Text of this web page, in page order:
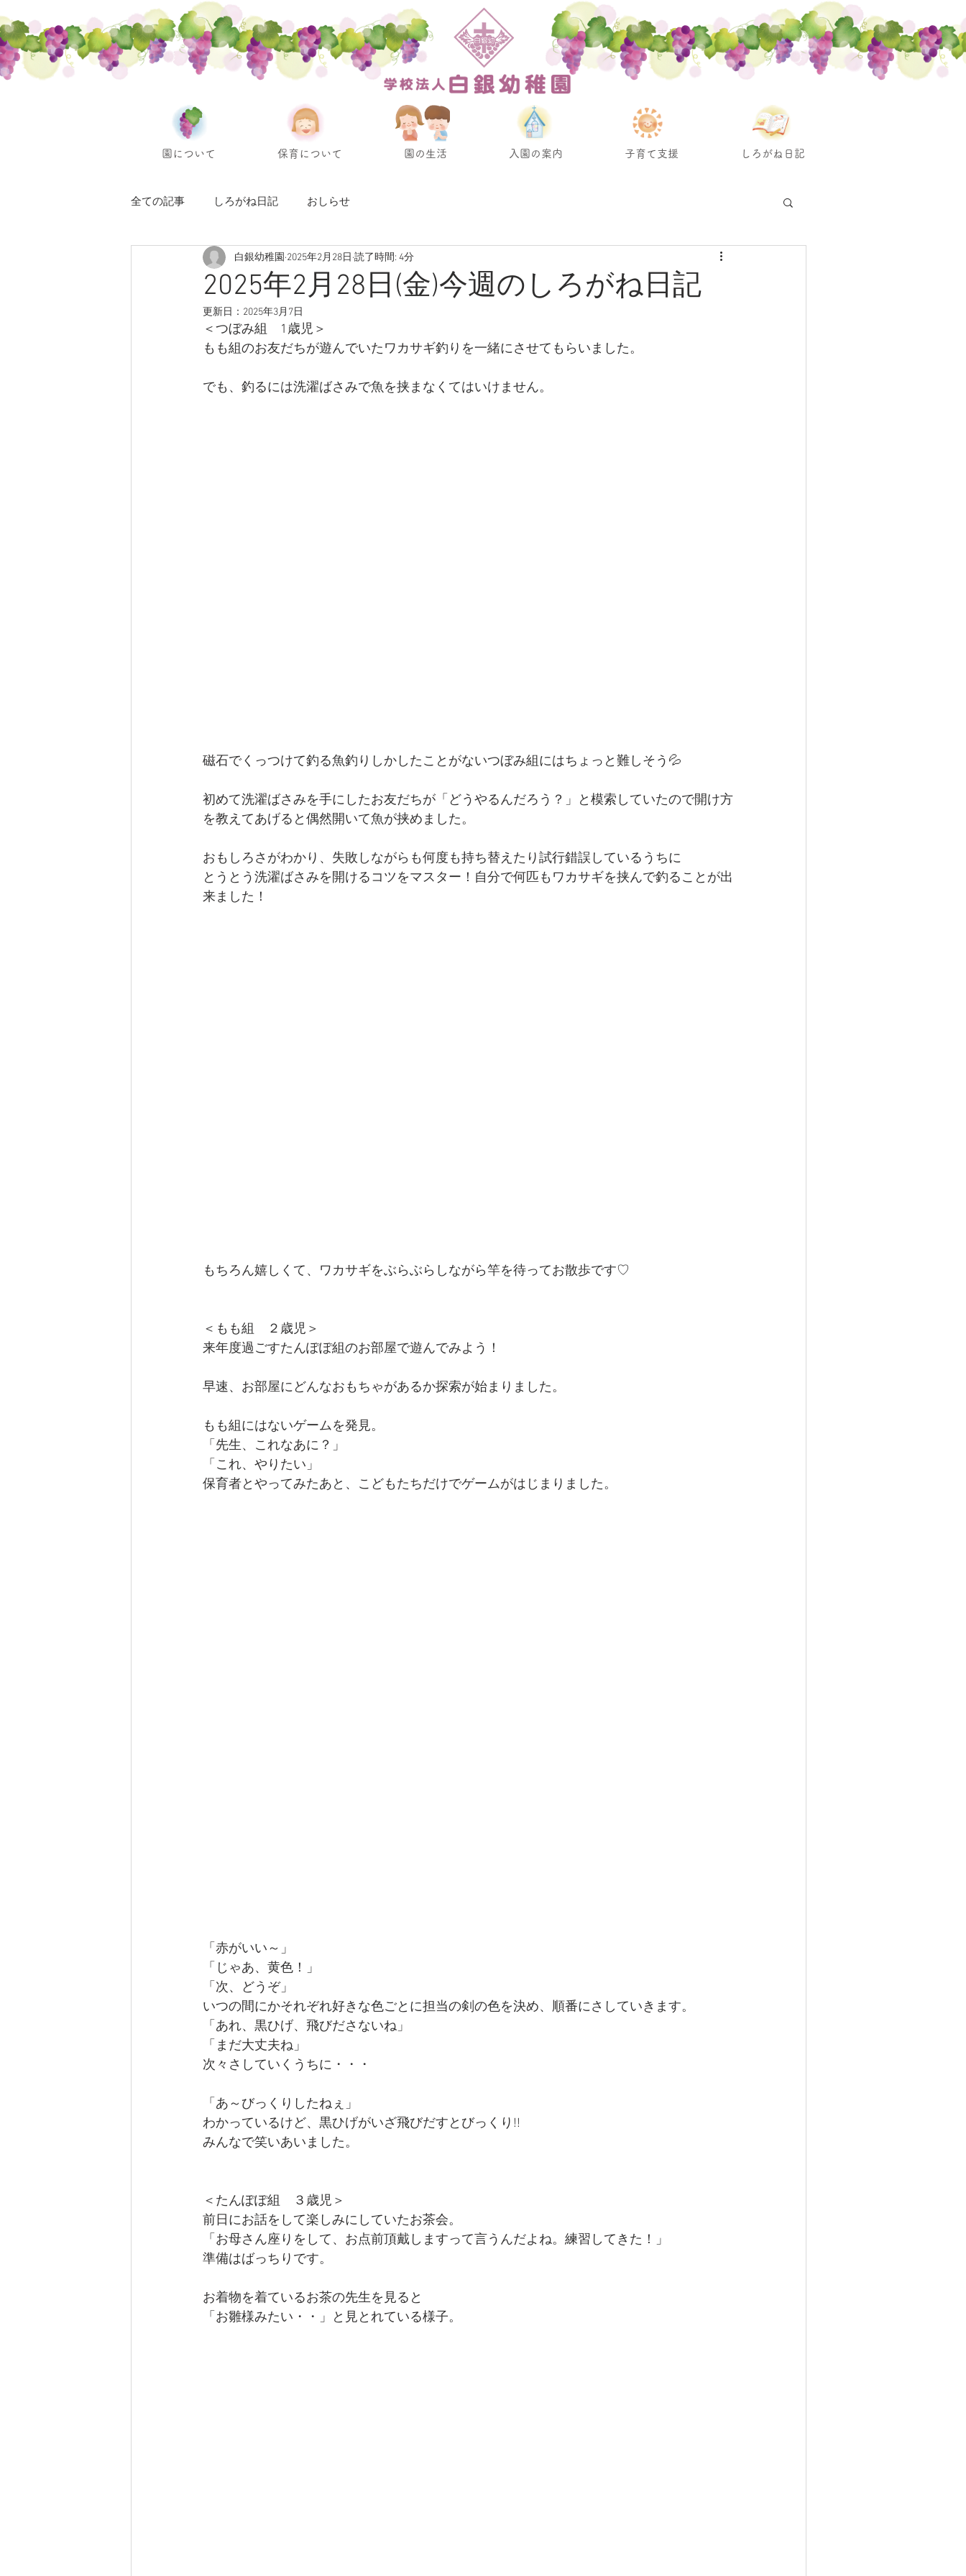
園について 保育について 園の生活 入園の案内 子育て支援 しろがね日記
全ての記事 しろがね日記 おしらせ
2025年2月28日(金)今週のしろがね日記
白銀幼稚園 2025年2月28日 読了時間: 4分
更新日： 2025年3月7日
＜つぼみ組　1歳児＞
もも組のお友だちが遊んでいたワカサギ釣りを一緒にさせてもらいました。
でも、釣るには洗濯ばさみで魚を挟まなくてはいけません。
磁石でくっつけて釣る魚釣りしかしたことがないつぼみ組にはちょっと難しそう💦
初めて洗濯ばさみを手にしたお友だちが「どうやるんだろう？」と模索していたので開け方
を教えてあげると偶然開いて魚が挟めました。
おもしろさがわかり、失敗しながらも何度も持ち替えたり試行錯誤しているうちに
とうとう洗濯ばさみを開けるコツをマスター！自分で何匹もワカサギを挟んで釣ることが出
来ました！
もちろん嬉しくて、ワカサギをぶらぶらしながら竿を待ってお散歩です♡
＜もも組　２歳児＞
来年度過ごすたんぽぽ組のお部屋で遊んでみよう！
早速、お部屋にどんなおもちゃがあるか探索が始まりました。
もも組にはないゲームを発見。
「先生、これなあに？」
「これ、やりたい」
保育者とやってみたあと、こどもたちだけでゲームがはじまりました。
「赤がいい～」
「じゃあ、黄色！」
「次、どうぞ」
いつの間にかそれぞれ好きな色ごとに担当の剣の色を決め、順番にさしていきます。
「あれ、黒ひげ、飛びださないね」
「まだ大丈夫ね」
次々さしていくうちに・・・
「あ～びっくりしたねぇ」
わかっているけど、黒ひげがいざ飛びだすとびっくり!!
みんなで笑いあいました。
＜たんぽぽ組　３歳児＞
前日にお話をして楽しみにしていたお茶会。
「お母さん座りをして、お点前頂戴しますって言うんだよね。練習してきた！」
準備はばっちりです。
お着物を着ているお茶の先生を見ると
「お雛様みたい・・」と見とれている様子。